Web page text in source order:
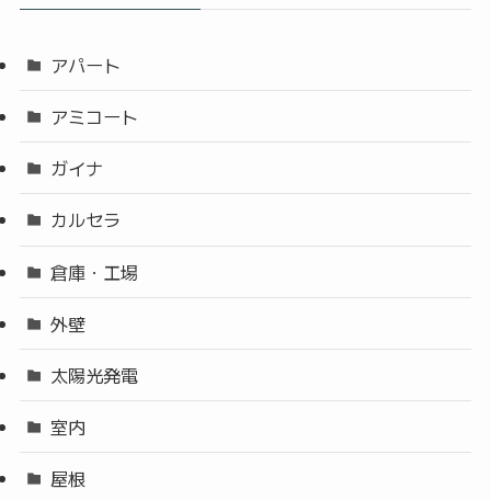
アパート
アミコート
ガイナ
カルセラ
倉庫・工場
外壁
太陽光発電
室内
屋根